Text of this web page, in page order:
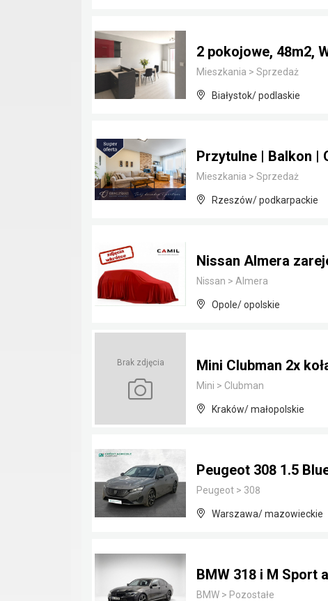
2 pokojowe, 48m2,
Mieszkania > Sprzedaż
Białystok/ podlaskie
Przytulne | Balkon |
Mieszkania > Sprzedaż
Rzeszów/ podkarpackie
Nissan Almera
Nissan > Almera
Opole/ opolskie
Brak zdjęcia Mini Clubman 2x
Mini > Clubman
Kraków/ małopolskie
Peugeot 308 1.5
Peugeot > 308
Warszawa/ mazowieckie
BMW 318 i M Sport
BMW > Pozostałe